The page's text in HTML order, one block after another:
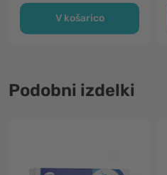
V košarico
Podobni izdelki